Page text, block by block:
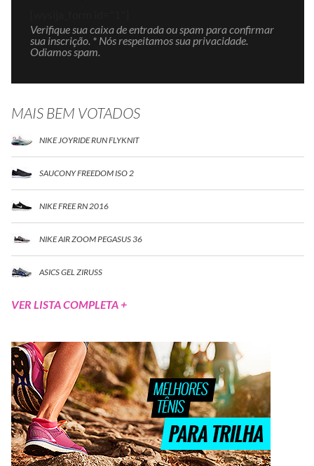
Verifique sua caixa de entrada ou spam para confirmar
sua inscrição. * Nós respeitamos sua privacidade.
Odiamos spam.
MAIS BEM VOTADOS
NIKE JOYRIDE RUN FLYKNIT
SAUCONY FREEDOM ISO 2
NIKE FREE RN 2016
NIKE AIR ZOOM PEGASUS 36
ASICS GEL ZIRUSS
VER LISTA COMPLETA +